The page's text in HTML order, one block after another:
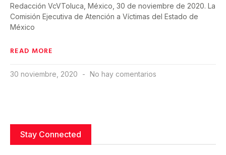
Redacción VcVToluca, México, 30 de noviembre de 2020. La
Comisión Ejecutiva de Atención a Víctimas del Estado de
México
READ MORE
30 noviembre, 2020 No hay comentarios
Stay Connected